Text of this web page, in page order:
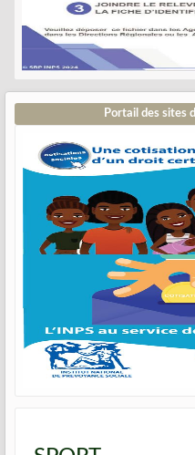
Portail des sites